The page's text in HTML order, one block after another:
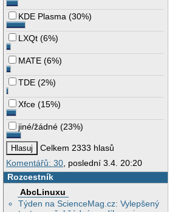
KDE Plasma (30%)
LXQt (6%)
MATE (6%)
TDE (2%)
Xfce (15%)
jiné/žádné (23%)
Celkem 2333 hlasů
Komentářů: 30, poslední 3.4. 20:20
Rozcestník
AbcLinuxu
Týden na ScienceMag.cz: Vylepšený